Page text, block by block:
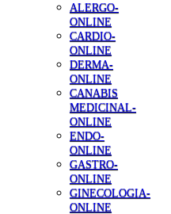
ALERGO-
ONLINE
CARDIO-
ONLINE
DERMA-
ONLINE
CANABIS
MEDICINAL-
ONLINE
ENDO-
ONLINE
GASTRO-
ONLINE
GINECOLOGIA-
ONLINE